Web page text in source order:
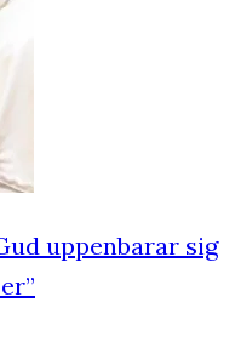
uppenbarar sig